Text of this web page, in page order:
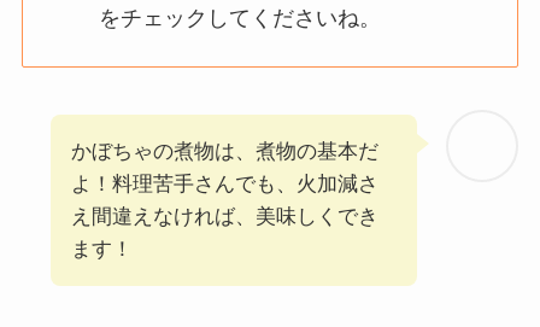
をチェックしてくださいね。
かぼちゃの煮物は、煮物の基本だ
よ！料理苦手さんでも、火加減さ
え間違えなければ、美味しくでき
ます！